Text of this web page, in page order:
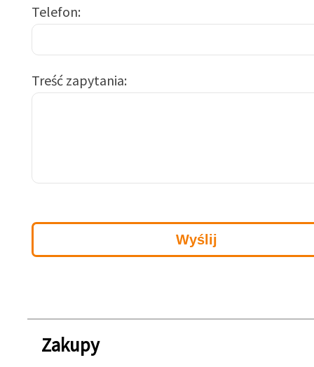
Telefon
Treść zapytania
Zakupy